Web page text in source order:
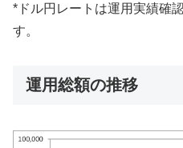
*ドル円レートは運用実績確
す。
運用総額の推移